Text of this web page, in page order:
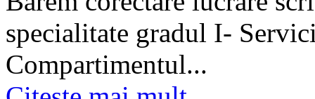
specialitate gradul I-
Compartimentul...